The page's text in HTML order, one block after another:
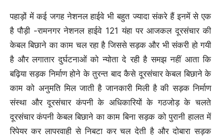
पहाड़ों में कई जगह नेशनल हाईवे भी बहुत ज्यादा संकरे हैं इनमें से एक
है पौड़ी -रामनगर नेशनल हाईवे 121 यंहा पर आजकल दूरसंचार की
केबल बिछाने का काम चल रहा है जिससे सड़क और भी संकरी हो गयी
है और लगातार दुर्घटनाओं को न्योता दे रही है समझ नहीं आता कि
बढ़िया सड़क निर्माण होने के तुरन्त बाद कैसे दूरसंचार केबल बिछाने के
काम को अनुमति मिल जाती है जानकारी मिली है की सड़क निर्माण
संस्था और दूरसंचार कंपनी के अधिकारियों के गठजोड़ के चलते
दूरसंचार कंपनी केबल बिछाने का काम बिना सड़क को पुरानी हालत में
रिपेयर कर लापरवाही से निबटा कर चल देती है और दोबारा सड़क